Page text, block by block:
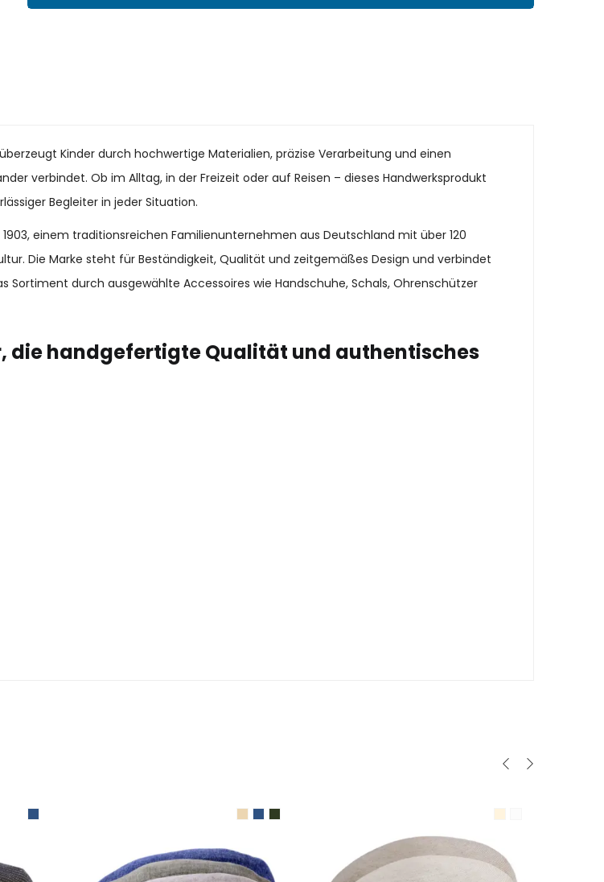
Kinder durch hochwertige Materialien, präzise Verarbeitung und einen
verbindet. Ob im Alltag, in der Freizeit oder auf Reisen – dieses Handwerksprodukt
Begleiter in jeder Situation.
einem traditionsreichen Familienunternehmen aus Deutschland mit über 120
Die Marke steht für Beständigkeit, Qualität und zeitgemäßes Design und verbindet
Sortiment durch ausgewählte Accessoires wie Handschuhe, Schals, Ohrenschützer
die handgefertigte Qualität und authentisches